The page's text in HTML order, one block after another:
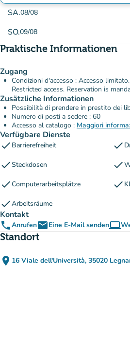
SA.08/08
SO.09/08
Praktische Informationen
Zugang
Condizioni d'accesso : Accesso
Restricted access. Reservation is
Zusätzliche Informationen
Possibilità di prendere in prestito dei
Numero di posti a sedere : 60
Accesso al catalogo : Maggiori
Verfügbare Dienste
check Barrierefreiheit check
checkSteckdosen check
checkComputerarbeitsplätze check
checkArbeitsräume
Kontakt
phoneAnrufenemailEine E-Mail sendencomputer
Standort
place 16 Viale dell'Università, 35020
(in Google
(new tab)